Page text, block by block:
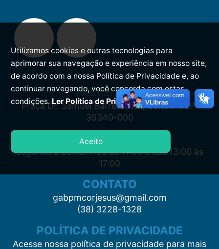
PREFEITURA
Praça Dr. Samuel Barreto, s/n, Centro CEP:
39340-000
ATENDIMENTO
Segunda à Sexta: 7:00 às 11:00 e das 13:00 às
17:00
CONTATO
gabpmcorjesus@gmail.com
(38) 3228-1328
POLÍTICA DE PRIVACIDADE
Acesse nossa política de privacidade para mais
Utilizamos cookies e outras tecnologias para
aprimorar sua navegação e experiência em nosso site,
de acordo com a nossa Política de Privacidade e, ao
continuar navegando, você concorda com estas
condições.Ler Política de Privacidade.
Aceito